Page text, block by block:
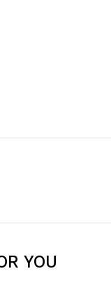
YOU